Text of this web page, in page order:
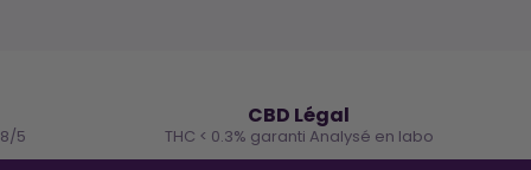
5
CBD Légal
THC < 0.3% garanti Analysé en labo